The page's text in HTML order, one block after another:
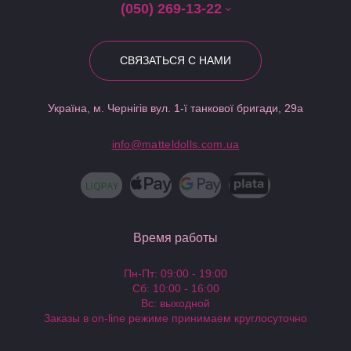
(050) 269-13-22
СВЯЗАТЬСЯ С НАМИ
Україна, м. Чернігів вул. 1-ї танкової бригади, 29а
info@matteldolls.com.ua
Время работы
Пн-Пт: 09:00 - 19:00
Сб: 10:00 - 16:00
Вс: выходной
Заказы в on-line режиме принимаем круглосуточно